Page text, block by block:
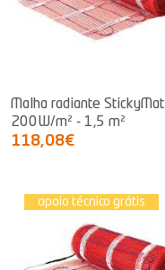
Malha radiante StickyMat
200W/m² - 1,5 m²
118,08€
apoio técnico grátis